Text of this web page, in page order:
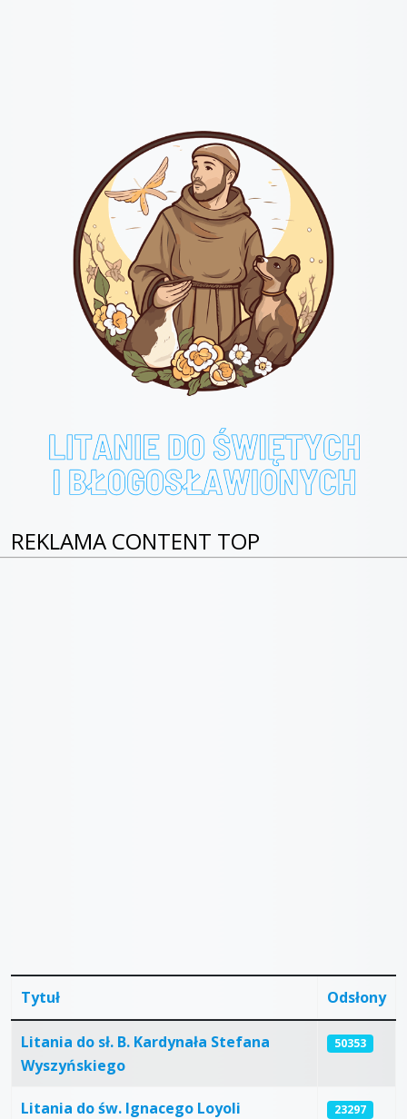
REKLAMA CONTENT TOP
Tytuł Odsłony
Litania do sł. B. Kardynała Stefana
Wyszyńskiego
50353
Litania do św. Ignacego Loyoli 23297